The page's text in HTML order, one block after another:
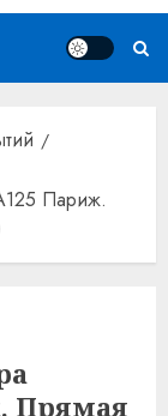
Париж.
Прямая